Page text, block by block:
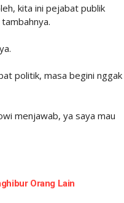
kita ini pejabat publik
politik, masa begini nggak
menjawab, ya saya mau
Orang Lain